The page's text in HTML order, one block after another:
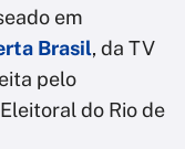
em
Brasil, da TV
pelo
do Rio de